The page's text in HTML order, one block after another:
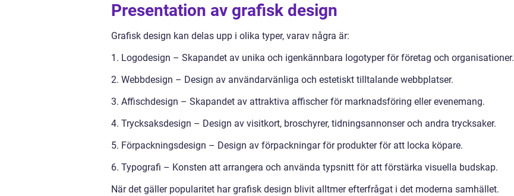
Presentation av grafisk design
Grafisk design kan delas upp i olika typer, varav några är:
1. Logodesign – Skapandet av unika och igenkännbara logotyper för företag och organisationer.
2. Webbdesign – Design av användarvänliga och estetiskt tilltalande webbplatser.
3. Affischdesign – Skapandet av attraktiva affischer för marknadsföring eller evenemang.
4. Trycksaksdesign – Design av visitkort, broschyrer, tidningsannonser och andra trycksaker.
5. Förpackningsdesign – Design av förpackningar för produkter för att locka köpare.
6. Typografi – Konsten att arrangera och använda typsnitt för att förstärka visuella budskap.
När det gäller popularitet har grafisk design blivit alltmer efterfrågat i det moderna samhället.